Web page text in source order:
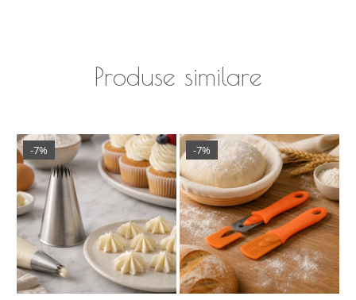
Produse similare
-7% -7%